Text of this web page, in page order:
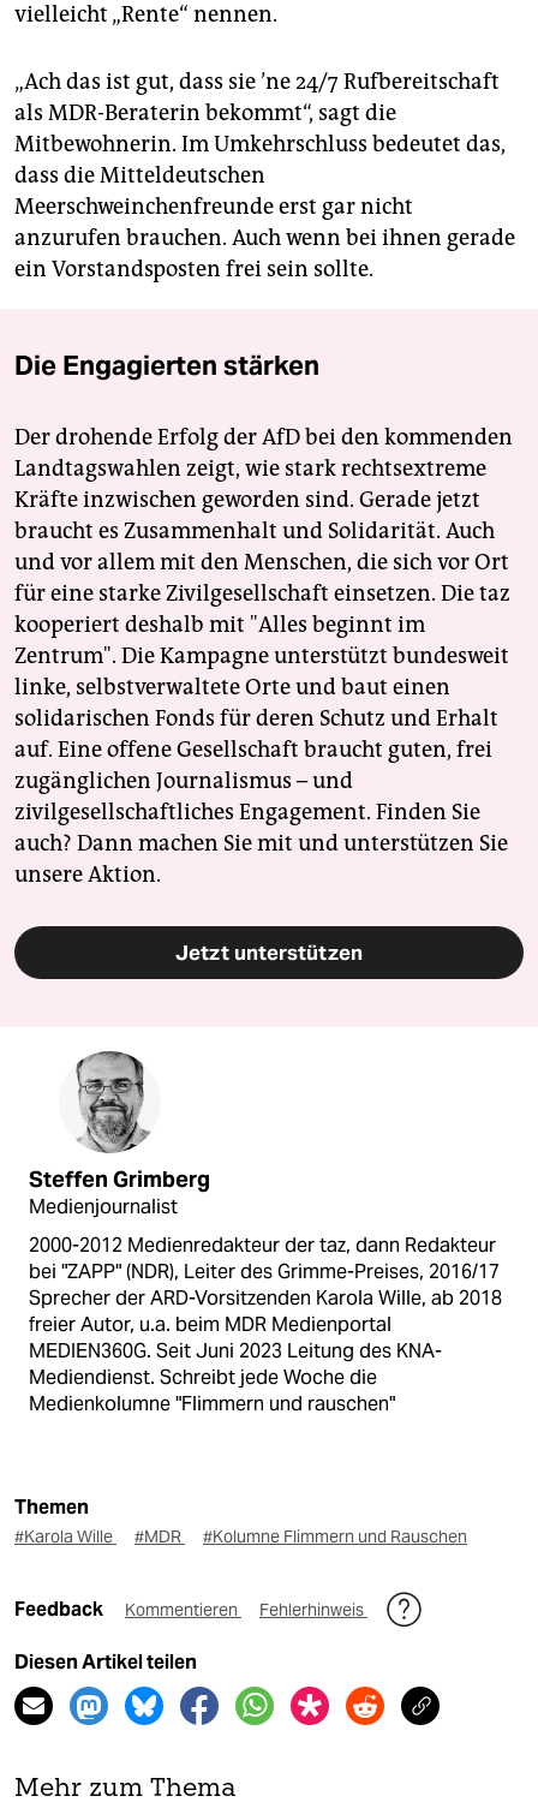
vielleicht „Rente“ nennen.
„Ach das ist gut, dass sie ’ne 24/7 Rufbereitschaft
als MDR-Beraterin bekommt“, sagt die
Mitbewohnerin. Im Umkehrschluss bedeutet das,
dass die Mitteldeutschen
Meerschweinchenfreunde erst gar nicht
anzurufen brauchen. Auch wenn bei ihnen gerade
ein Vorstandsposten frei sein sollte.
Die Engagierten stärken
Der drohende Erfolg der AfD bei den kommenden
Landtagswahlen zeigt, wie stark rechtsextreme
Kräfte inzwischen geworden sind. Gerade jetzt
braucht es Zusammenhalt und Solidarität. Auch
und vor allem mit den Menschen, die sich vor Ort
für eine starke Zivilgesellschaft einsetzen. Die taz
kooperiert deshalb mit "Alles beginnt im
Zentrum". Die Kampagne unterstützt bundesweit
linke, selbstverwaltete Orte und baut einen
solidarischen Fonds für deren Schutz und Erhalt
auf. Eine offene Gesellschaft braucht guten, frei
zugänglichen Journalismus – und
zivilgesellschaftliches Engagement. Finden Sie
auch? Dann machen Sie mit und unterstützen Sie
unsere Aktion.
Jetzt unterstützen
Steffen Grimberg
Medienjournalist
2000-2012 Medienredakteur der taz, dann Redakteur
bei "ZAPP" (NDR), Leiter des Grimme-Preises, 2016/17
Sprecher der ARD-Vorsitzenden Karola Wille, ab 2018
freier Autor, u.a. beim MDR Medienportal
MEDIEN360G. Seit Juni 2023 Leitung des KNA-
Mediendienst. Schreibt jede Woche die
Medienkolumne "Flimmern und rauschen"
Themen
#Karola Wille #MDR #Kolumne Flimmern und Rauschen
Feedback Kommentieren Fehlerhinweis
Diesen Artikel teilen
Mehr zum Thema